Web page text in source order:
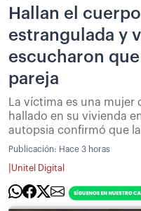
Hallan el
estrangulada y
escucharon
pareja
La víctima es una
hallado en su vivienda
autopsia confirmó que
Publicación: Hace 3 horas
Unitel Digital